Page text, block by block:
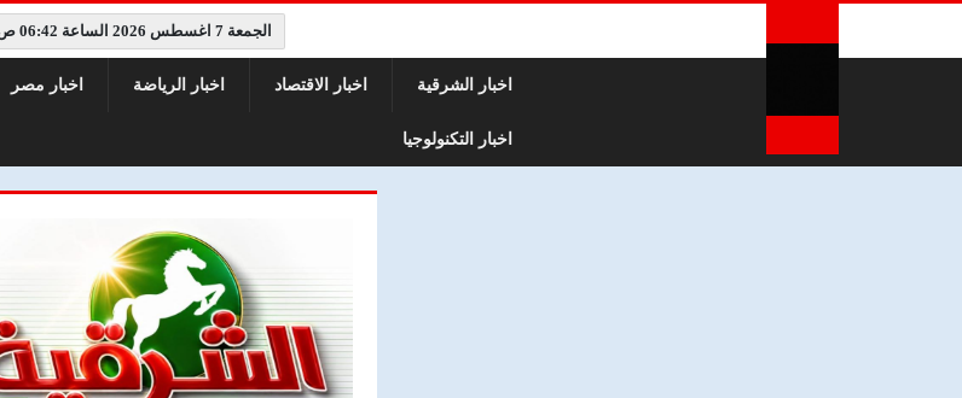
الجمعة 7 اغسطس 2026 الساعة 06:42 ص
اخبار الشرقية اخبار الاقتصاد اخبار الرياضة اخبار مصر
اخبار التكنولوجيا